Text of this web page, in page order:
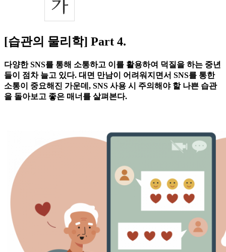
[습관의 물리학] Part 4.
다양한 SNS를 통해 소통하고 이를 활용하여 덕질을 하는 중년
들이 점차 늘고 있다. 대면 만남이 어려워지면서 SNS를 통한
소통이 중요해진 가운데, SNS 사용 시 주의해야 할 나쁜 습관
을 돌아보고 좋은 매너를 살펴본다.